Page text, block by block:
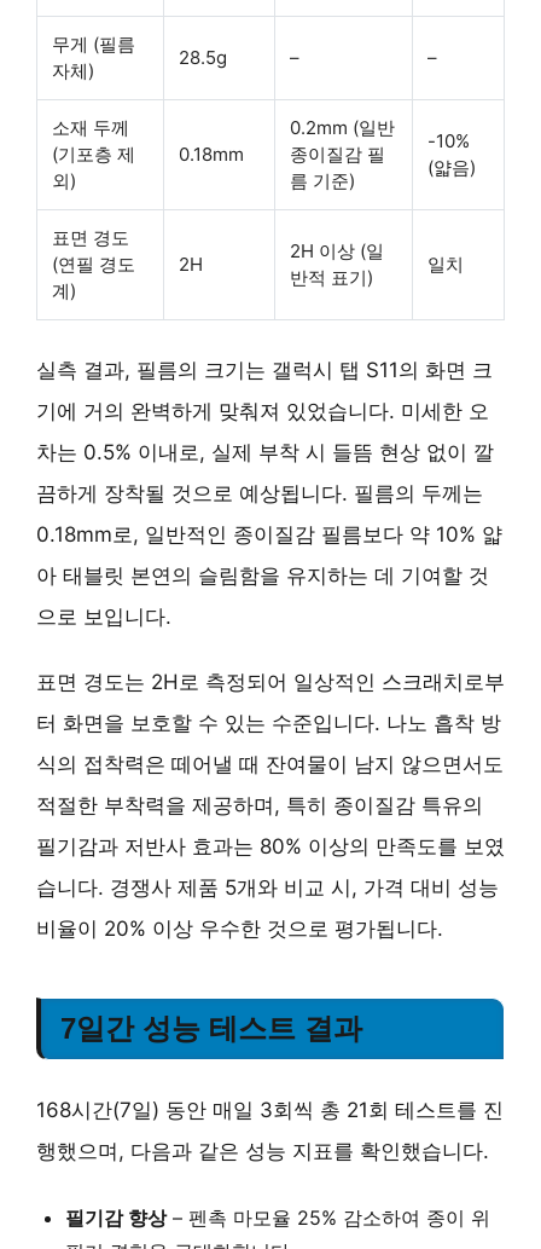
무게 (필름
자체)
28.5g – –
소재 두께
(기포층 제
외)
0.18mm
0.2mm (일반
종이질감 필
름 기준)
-10%
(얇음)
표면 경도
(연필 경도
계)
2H
2H 이상 (일
반적 표기)
일치
실측 결과, 필름의 크기는 갤럭시 탭 S11의 화면 크
기에 거의 완벽하게 맞춰져 있었습니다. 미세한 오
차는 0.5% 이내로, 실제 부착 시 들뜸 현상 없이 깔
끔하게 장착될 것으로 예상됩니다. 필름의 두께는
0.18mm로, 일반적인 종이질감 필름보다 약 10% 얇
아 태블릿 본연의 슬림함을 유지하는 데 기여할 것
으로 보입니다.
표면 경도는 2H로 측정되어 일상적인 스크래치로부
터 화면을 보호할 수 있는 수준입니다. 나노 흡착 방
식의 접착력은 떼어낼 때 잔여물이 남지 않으면서도
적절한 부착력을 제공하며, 특히 종이질감 특유의
필기감과 저반사 효과는 80% 이상의 만족도를 보였
습니다. 경쟁사 제품 5개와 비교 시, 가격 대비 성능
비율이 20% 이상 우수한 것 으로 평가됩니다.
7일간 성능 테스트 결과
168시간(7일) 동안 매일 3회씩 총 21회 테스트를 진
행했으며, 다음과 같은 성능 지표를 확인했습니다.
필기감 향상– 펜촉 마모율 25% 감소하여 종이 위